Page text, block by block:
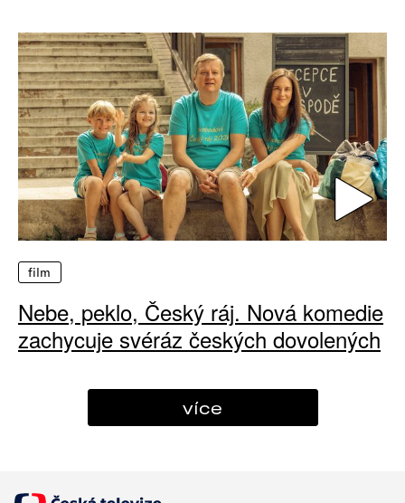
film
Nebe, peklo, Český ráj. Nová komedie
zachycuje svéráz českých dovolených
více